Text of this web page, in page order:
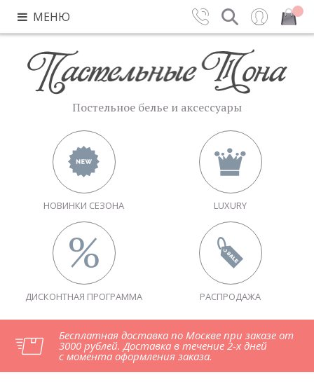
МЕНЮ Вход Закрыть
Постельное белье и аксессуары
НОВИНКИ СЕЗОНА LUXURY
ДИСКОНТНАЯ ПРОГРАММА РАСПРОДАЖА
Бесплатная доставка по Москве при заказе от
3000 рублей. Доставка в течение 2-х дней
с момента оформления заказа.